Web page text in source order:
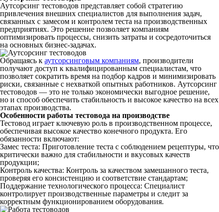
Аутсорсинг тестоводов представляет собой стратегию
привлечения внешних специалистов для выполнения задач,
связанных с замесом и контролем теста на производственных
предприятиях. Это решение позволяет компаниям
оптимизировать процессы, снизить затраты и сосредоточиться
на основных бизнес-задачах.
Обращаясь к аутсорсинговым компаниям, производители
получают доступ к квалифицированным специалистам, что
позволяет сократить время на подбор кадров и минимизировать
риски, связанные с нехваткой опытных работников. Аутсорсинг
тестоводов — это не только экономически выгодное решение,
но и способ обеспечить стабильность и высокое качество на всех
этапах производства.
Особенности работы тестовода на производстве
Тестовод играет ключевую роль в производственном процессе,
обеспечивая высокое качество конечного продукта. Его
обязанности включают:
Замес теста: Приготовление теста с соблюдением рецептуры, что
критически важно для стабильности и вкусовых качеств
продукции;
Контроль качества: Контроль за качеством замешанного теста,
проверяя его консистенцию и соответствие стандартам;
Поддержание технологического процесса: Специалист
контролирует производственные параметры и следит за
корректным функционированием оборудования.